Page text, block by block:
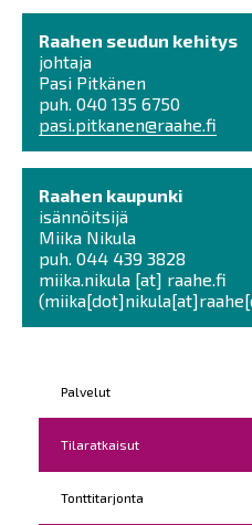
Kohderyhmät
Palvelut
Tilaratkaisut
Tonttitarjonta
Raahen seudun kehitys
johtaja
Pasi Pitkänen
puh. 040 135 6750
pasi.pitkanen@raahe.fi
Raahen kaupunki
isännöitsijä
Miika Nikula
puh. 044 439 3828
miika.nikula [at] raahe.fi